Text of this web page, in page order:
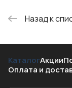
Назад к
КаталогАкции
Оплата и